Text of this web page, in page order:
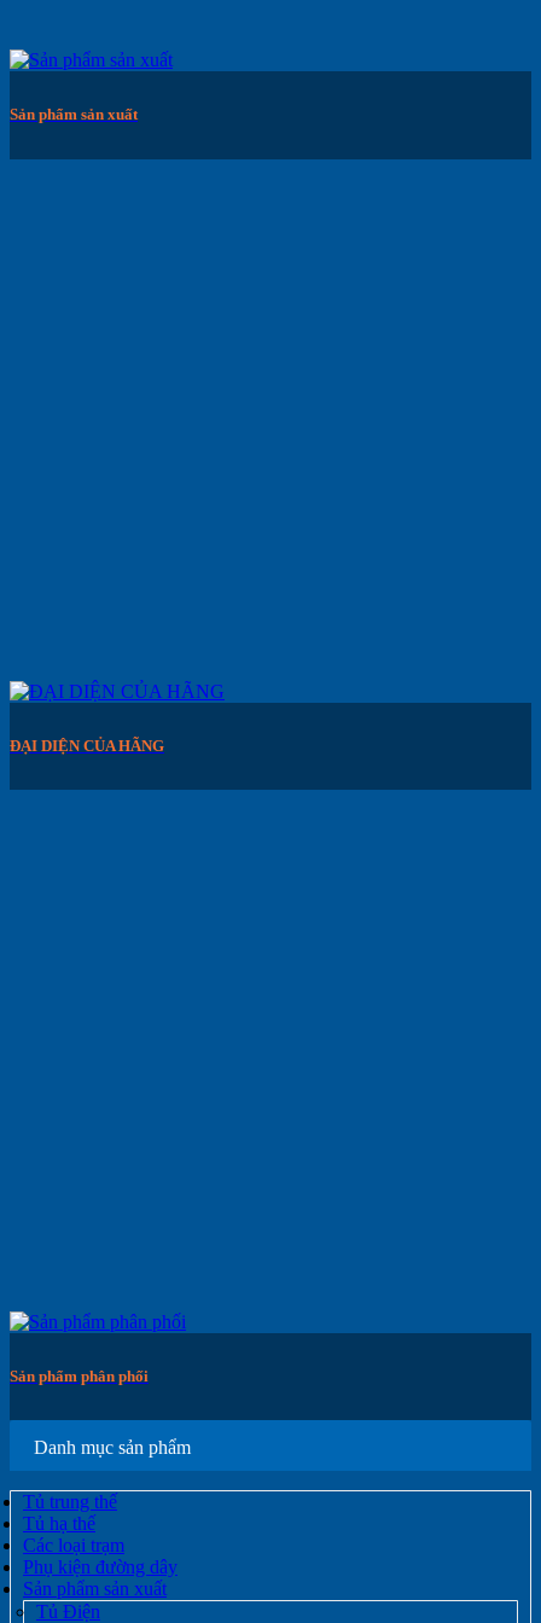
Sản phẩm sản xuất
ĐẠI DIỆN CỦA HÃNG
Sản phẩm phân phối
Danh mục sản phẩm
Tủ trung thế
Tủ hạ thế
Các loại trạm
Phụ kiện đường dây
Sản phẩm sản xuất
Tủ Điện